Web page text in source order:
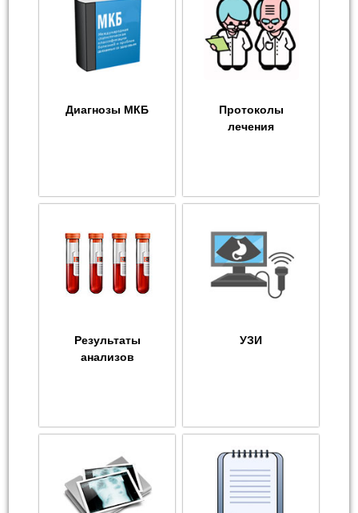
Диагнозы МКБ
Протоколы
лечения
Результаты
анализов
УЗИ